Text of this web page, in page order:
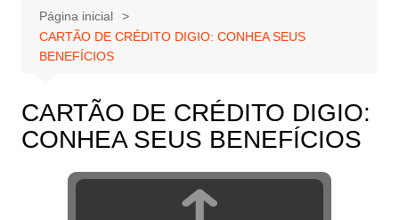
Página inicial
CARTÃO DE CRÉDITO DIGIO: CONHEA SEUS
BENEFÍCIOS
CARTÃO DE CRÉDITO DIGIO:
CONHEA SEUS BENEFÍCIOS